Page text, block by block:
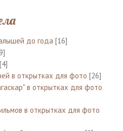
до года [16]
[4]
в открытках для фото [26]
в открытках для фото
в открытках для фото